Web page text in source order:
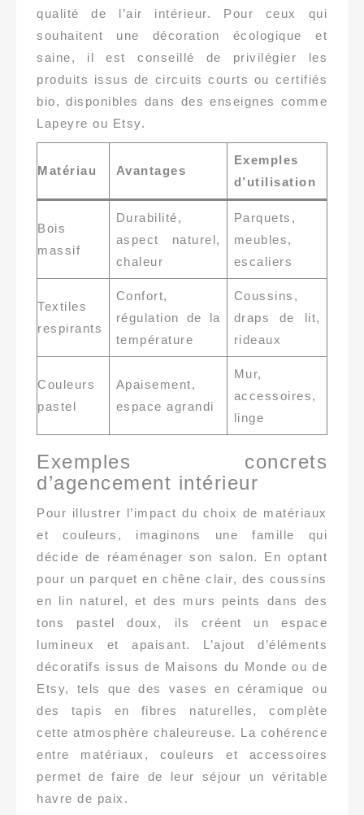
qualité de l’air intérieur. Pour ceux qui
souhaitent une décoration écologique et
saine, il est conseillé de privilégier les
produits issus de circuits courts ou certifiés
bio, disponibles dans des enseignes comme
Lapeyre ou Etsy.
Matériau Avantages
Exemples
d’utilisation
Bois
massif
Durabilité,
aspect naturel,
chaleur
Parquets,
meubles,
escaliers
Textiles
respirants
Confort,
régulation de la
température
Coussins,
draps de lit,
rideaux
Couleurs
pastel
Apaisement,
espace agrandi
Mur,
accessoires,
linge
Exemples concrets
d’agencement intérieur
Pour illustrer l’impact du choix de matériaux
et couleurs, imaginons une famille qui
décide de réaménager son salon. En optant
pour un parquet en chêne clair, des coussins
en lin naturel, et des murs peints dans des
tons pastel doux, ils créent un espace
lumineux et apaisant. L’ajout d’éléments
décoratifs issus de Maisons du Monde ou de
Etsy, tels que des vases en céramique ou
des tapis en fibres naturelles, complète
cette atmosphère chaleureuse. La cohérence
entre matériaux, couleurs et accessoires
permet de faire de leur séjour un véritable
havre de paix.